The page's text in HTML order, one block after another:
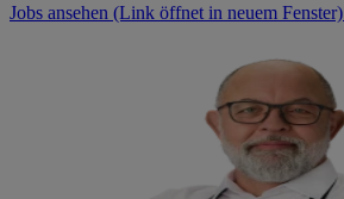
Jobs ansehen (Link öffnet in neuem Fenster)